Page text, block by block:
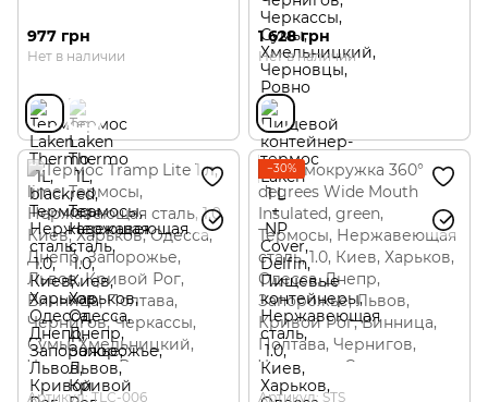
977 грн
Нет в наличии
1 628 грн
Нет в наличии
Артикул: TLC-006
−30%
Артикул: STS